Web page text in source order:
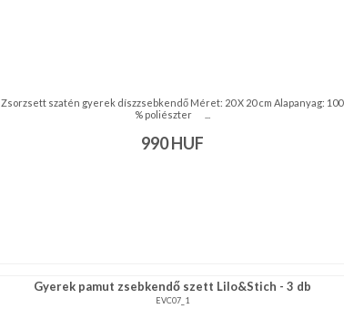
Zsorzsett szatén gyerek díszzsebkendő Méret: 20 X 20 cm Alapanyag: 100
% poliészter ...
990HUF
Gyerek pamut zsebkendő szett Lilo&Stich - 3 db
EVC07_1